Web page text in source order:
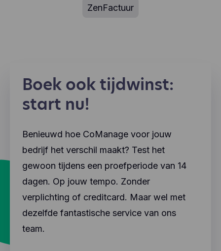
ZenFactuur
Boek ook tijdwinst:
start nu!
Benieuwd hoe CoManage voor jouw
bedrijf het verschil maakt? Test het
gewoon tijdens een proefperiode van 14
dagen. Op jouw tempo. Zonder
verplichting of creditcard. Maar wel met
dezelfde fantastische service van ons
team.